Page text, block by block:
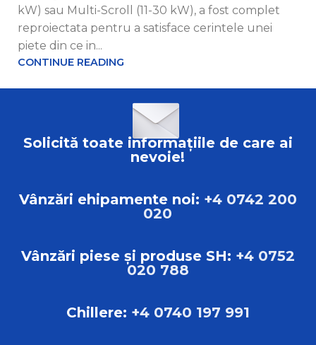
kW) sau Multi-Scroll (11-30 kW), a fost complet
reproiectata pentru a satisface cerintele unei
piete din ce in...
CONTINUE READING
Solicită toate informațiile de care ai
nevoie!
Vânzări ehipamente noi: +4 0742 200
020
Vânzări piese și produse SH: +4 0752
020 788
Chillere: +4 0740 197 991